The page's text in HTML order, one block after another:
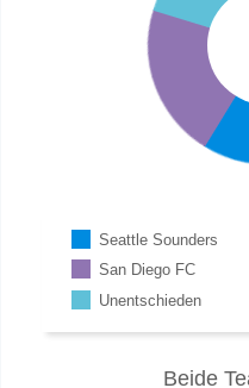
Seattle Sounders
San Diego FC
Unentschieden
Beide